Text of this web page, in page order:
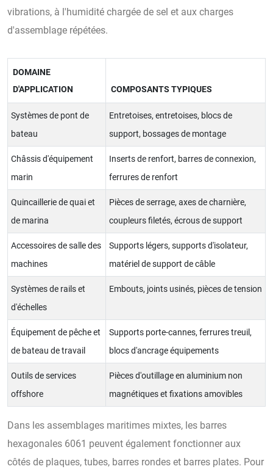
vibrations, à l'humidité chargée de sel et aux charges
d'assemblage répétées.
DOMAINE
D'APPLICATION
COMPOSANTS TYPIQUES
Systèmes de pont de
bateau
Entretoises, entretoises, blocs de
support, bossages de montage
Châssis d'équipement
marin
Inserts de renfort, barres de connexion,
ferrures de renfort
Quincaillerie de quai et
de marina
Pièces de serrage, axes de charnière,
coupleurs filetés, écrous de support
Accessoires de salle des
machines
Supports légers, supports d'isolateur,
matériel de support de câble
Systèmes de rails et
d'échelles
Embouts, joints usinés, pièces de tension
Équipement de pêche et
de bateau de travail
Supports porte-cannes, ferrures treuil,
blocs d'ancrage équipements
Outils de services
offshore
Pièces d'outillage en aluminium non
magnétiques et fixations amovibles
Dans les assemblages maritimes mixtes, les barres
hexagonales 6061 peuvent également fonctionner aux
côtés de plaques, tubes, barres rondes et barres plates. Pour